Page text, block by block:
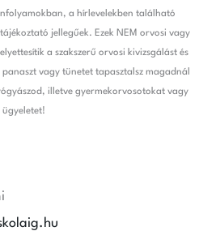
a hírlevelekben található
jellegűek. Ezek NEM orvosi vagy
a szakszerű orvosi kivizsgálást és
vagy tünetet tapasztalsz magadnál
illetve gyermekorvosotokat vagy
ügyeletet!